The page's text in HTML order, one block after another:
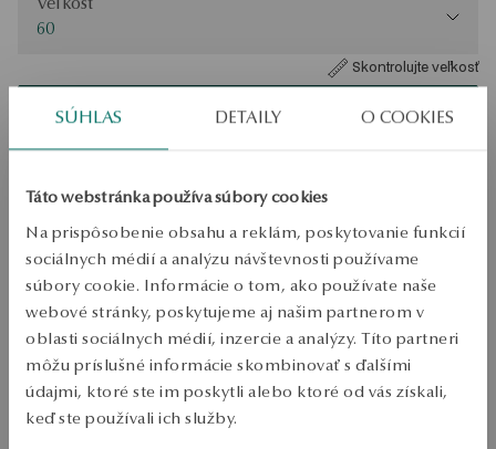
SÚHLAS DETAILY O COOKIES
Táto webstránka používa súbory cookies
Na prispôsobenie obsahu a reklám, poskytovanie funkcií
sociálnych médií a analýzu návštevnosti používame
súbory cookie. Informácie o tom, ako používate naše
webové stránky, poskytujeme aj našim partnerom v
oblasti sociálnych médií, inzercie a analýzy. Títo partneri
môžu príslušné informácie skombinovať s ďalšími
údajmi, ktoré ste im poskytli alebo ktoré od vás získali,
keď ste používali ich služby.
60
Skontrolujte veľkosť
PRIDAŤ DO KOŠÍKA
pracovné dni
Doprava zdarma od 70 EUR
Bezplatné vrátenie tovaru do 30 dní
PODROBNOSTI
Typ šperků: Prsteň
Kov: pozlátené striebro
Punc: 925